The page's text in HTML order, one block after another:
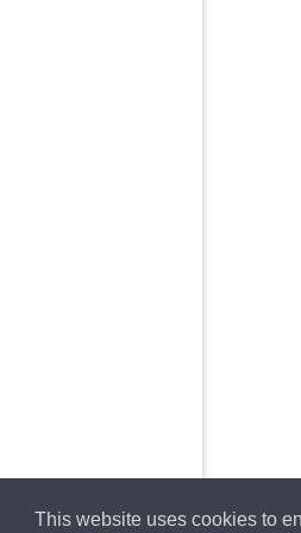
This website uses cookies to